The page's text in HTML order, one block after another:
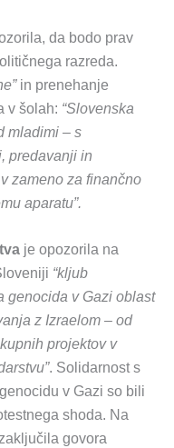
da bodo prav
razreda.
in prenehanje
v šolah: “Slovenska
mladimi – s
predavanji in
zameno za finančno
aparatu”.
je opozorila na
“kljub
genocida v Gazi oblast
z Izraelom – od
projektov v
. Solidarnost s
v Gazi so bili
shoda. Na
govora